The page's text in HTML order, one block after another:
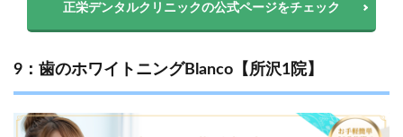
正栄デンタルクリニックの公式ページをチェック
9：歯のホワイトニングBlanco【所沢1院】